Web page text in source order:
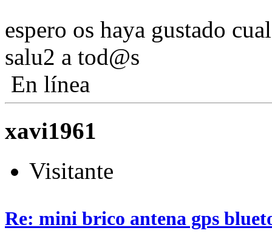
espero os haya gustado
salu2 a tod@s
En línea
xavi1961
Visitante
Re: mini brico antena gps